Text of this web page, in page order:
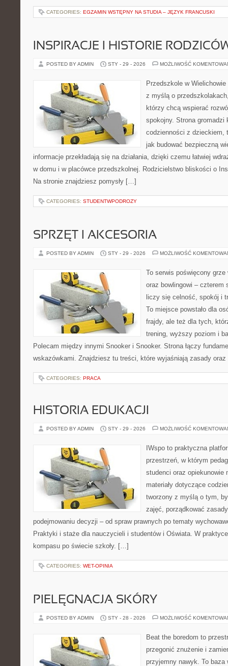
CATEGORIES: EGZAMIN WSTĘPNY NA STUDIA – JĘZYK FRANCUSKI
INSPIRACJE I HISTORIE
POSTED BY ADMIN STY - 29 - 2026 MOŻLIWOŚĆ
Przedszkole w
z myślą o
którzy chcą wspierać
spokojny. Strona gromadzi
codzienności z dzieckiem,
jak budować bezpieczną
informacje przekładają się na działania, dzięki czemu łatwiej
w domu i w placówce przedszkolnej. Rodzicielstwo bliskości o
Na stronie znajdziesz pomysły […]
CATEGORIES: STUDENTWPODROZY
SPRZĘT I AKCESORIA
POSTED BY ADMIN STY - 29 - 2026 MOŻLIWOŚĆ
To serwis poświęcony
oraz bowlingowi – czterem
liczy się celność, spokój i
To miejsce powstało dla
frajdy, ale też dla tych,
trening, wyższy poziom i
Polecam między innymi Snooker i Snooker. Strona łączy
wskazówkami. Znajdziesz tu treści, które wyjaśniają zasady
CATEGORIES: PRACA
HISTORIA EDUKACJI
POSTED BY ADMIN STY - 29 - 2026 MOŻLIWOŚĆ
IWspo to praktyczna
przestrzeń, w którym
studenci oraz opiekunowie
materiały dotyczące
tworzony z myślą o tym,
zajęć, porządkować
podejmowaniu decyzji – od spraw prawnych po tematy
Praktyki i staże dla nauczycieli i studentów i Oświata. W
kompasu po świecie szkoły. […]
CATEGORIES: WET-OPINIA
PIELĘGNACJA SKÓRY
POSTED BY ADMIN STY - 28 - 2026 MOŻLIWOŚĆ
Beat the boredom to
przegonić znużenie i
przyjemny nawyk. To baza